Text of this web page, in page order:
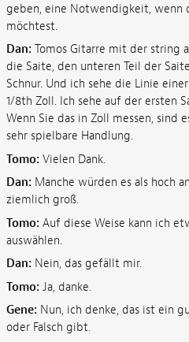
geben, eine Notwendigkeit, wenn
möchtest.
Dan: Tomos Gitarre mit der string
die Saite, den unteren Teil der
Schnur. Und ich sehe die Linie
1/8th Zoll. Ich sehe auf der ersten
Wenn Sie das in Zoll messen, sind
sehr spielbare Handlung.
Tomo: Vielen Dank.
Dan: Manche würden es als hoch
ziemlich groß.
Tomo: Auf diese Weise kann ich
auswählen.
Dan: Nein, das gefällt mir.
Tomo: Ja, danke.
Gene: Nun, ich denke, das ist ein
oder Falsch gibt.